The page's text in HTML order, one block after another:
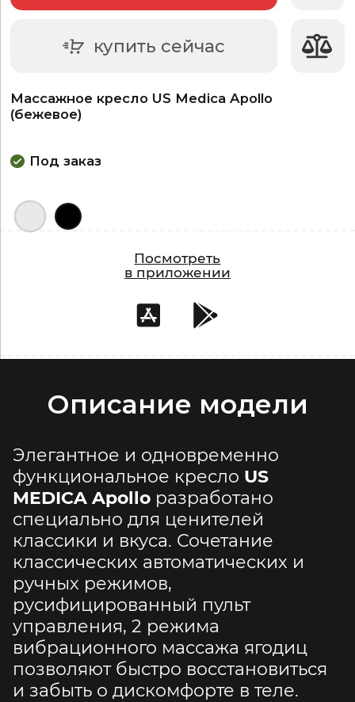
Массажное кресло US Medica Apollo
(бежевое)
Под заказ
купить сейчас
Посмотреть
в приложении
Описание модели
Элегантное и одновременно
функциональное кресло US
MEDICA Apollo разработано
специально для ценителей
классики и вкуса. Сочетание
классических автоматических и
ручных режимов,
русифицированный пульт
управления, 2 режима
вибрационного массажа ягодиц
позволяют быстро восстановиться
и забыть о дискомфорте в теле.